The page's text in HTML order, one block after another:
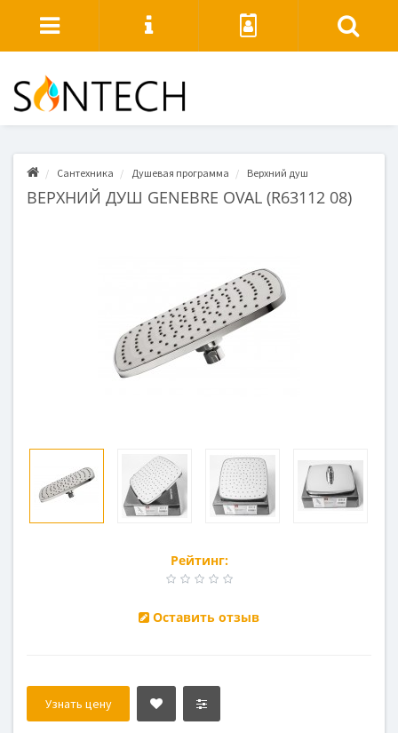
Сантехника Душевая программа Верхний душ
ВЕРХНИЙ ДУШ GENEBRE OVAL (R63112 08)
Рейтинг:
Оставить отзыв
Узнать цену